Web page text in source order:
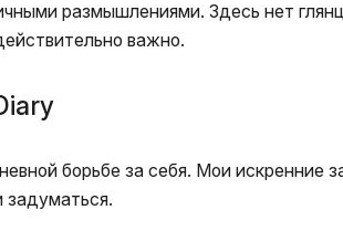
размышлениями. Здесь нет
важно.
борьбе за себя. Мои искренние
задуматься.